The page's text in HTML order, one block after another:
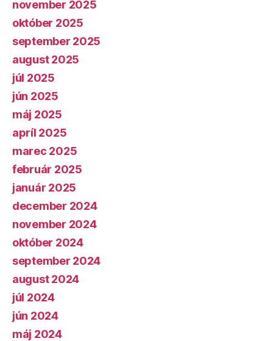
november 2025
október 2025
september 2025
august 2025
júl 2025
jún 2025
máj 2025
apríl 2025
marec 2025
február 2025
január 2025
december 2024
november 2024
október 2024
september 2024
august 2024
júl 2024
jún 2024
máj 2024